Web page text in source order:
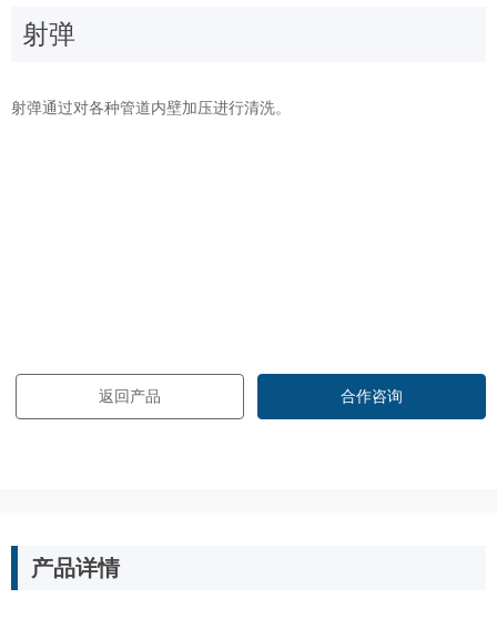
射弹通过对各种管道内壁加压进行清洗。
射弹
返回产品 合作咨询
产品详情